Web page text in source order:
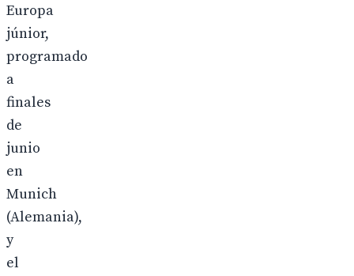
Europa
júnior,
programado
a
finales
de
junio
en
Munich
(Alemania),
y
el